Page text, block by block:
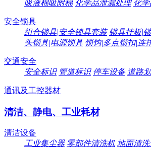
吸液棉吸附棉 化学品泄漏处理 化
安全锁具
组合锁具|安全锁具套装 锁具挂板|
头锁具|电源锁具 锁钩|多点锁扣|连
交通安全
安全标识 管道标识 停车设备 道路
通讯及工控器材
清洁、静电、工业耗材
清洁设备
工业集尘器 零部件清洗机 地面清